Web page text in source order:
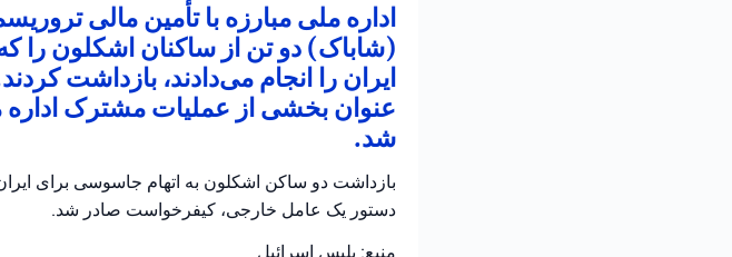
اداره ملی مبارزه با تأمین مالی
(شاباک) دو تن از ساکنان اشکلون
ایران را انجام می‌دادند، بازداشت
عنوان بخشی از عملیات مشترک اداره
شد.
بازداشت دو ساکن اشکلون به اتهام جاسوسی برای
دستور یک عامل خارجی، کیفرخواست صادر شد.
منبع: پلیس اسرائیل